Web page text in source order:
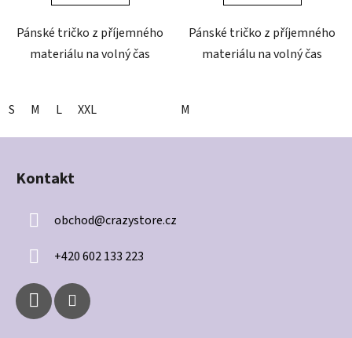
Pánské tričko z příjemného
materiálu na volný čas
S M L XXL
Pánské tričko z příjemného
materiálu na volný čas
M
Z
Kontakt
obchod@crazystore.cz
+420 602 133 223